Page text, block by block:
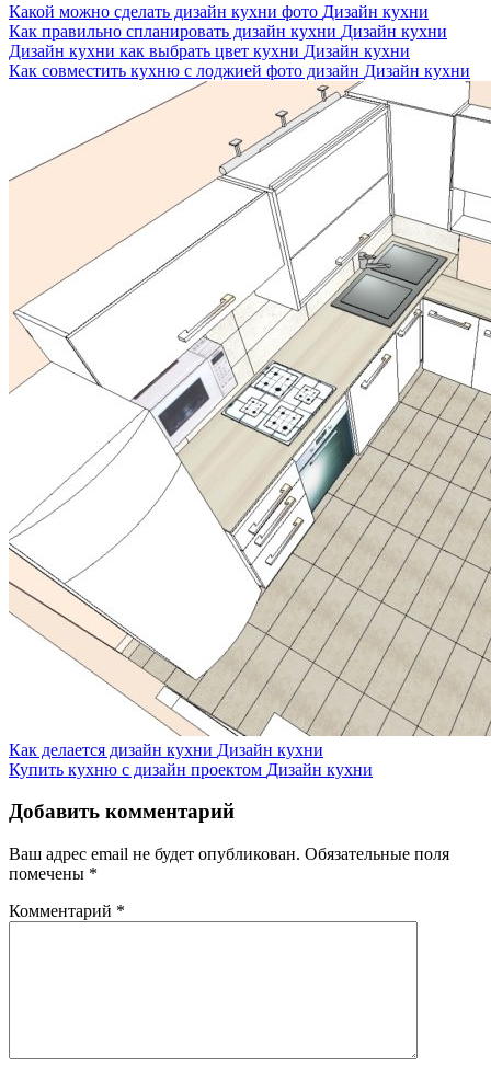
Какой можно сделать дизайн кухни фото Дизайн кухни
Как правильно спланировать дизайн кухни Дизайн кухни
Дизайн кухни как выбрать цвет кухни Дизайн кухни
Как совместить кухню с лоджией фото дизайн Дизайн кухни
Как делается дизайн кухни Дизайн кухни
Купить кухню с дизайн проектом Дизайн кухни
Добавить комментарий
Ваш адрес email не будет опубликован. Обязательные поля
помечены *
Комментарий *